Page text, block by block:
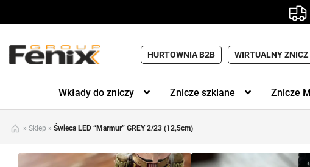
HURTOWNIA B2B WIRTUALNY ZNICZ
Wkłady do zniczy Znicze szklane Znicze
» Sklep » Świeca LED “Marmur” GREY 2/23 (12,5cm)